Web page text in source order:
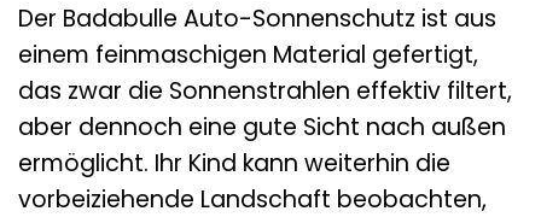
Der Badabulle Auto-Sonnenschutz ist aus
einem feinmaschigen Material gefertigt,
das zwar die Sonnenstrahlen effektiv filtert,
aber dennoch eine gute Sicht nach außen
ermöglicht. Ihr Kind kann weiterhin die
vorbeiziehende Landschaft beobachten,